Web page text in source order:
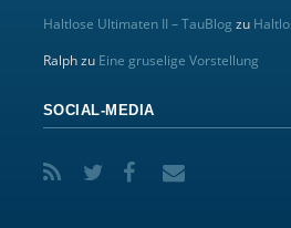
Haltlose Ultimaten II – TauBlog zu
Ralphzu Eine gruselige Vorstellung
SOCIAL-MEDIA